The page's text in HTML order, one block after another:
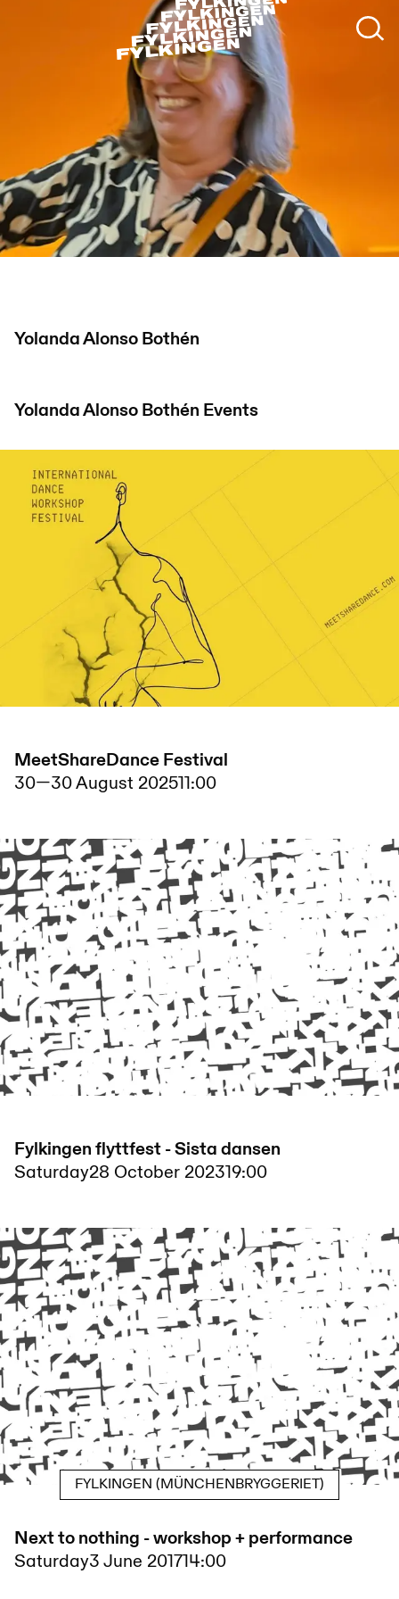
Yolanda Alonso Bothén
Yolanda Alonso Bothén Events
MeetShareDance Festival
30—30 August 202511:00
Fylkingen flyttfest - Sista dansen
Saturday28 October 202319:00
FYLKINGEN (MÜNCHENBRYGGERIET)
Next to nothing - workshop + performance
Saturday3 June 201714:00